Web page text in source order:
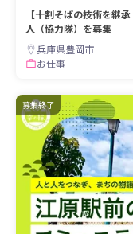
【十割そばの技術を継
人（協力隊）を募集
兵庫県豊岡市
お仕事
募集終了